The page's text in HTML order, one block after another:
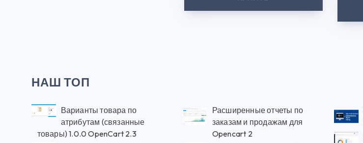
НАШ ТОП
Варианты товара по
атрибутам (связанные
товары) 1.0.0 OpenCart 2.3
Расширенные отчеты по
заказам и продажам для
Opencart 2